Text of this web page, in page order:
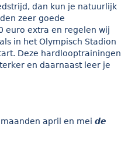
dan kun je natuurlijk
zeer goede
euro extra en regelen wij
in het Olympisch Stadion
Deze hardlooptrainingen
en daarnaast leer je
april en mei de